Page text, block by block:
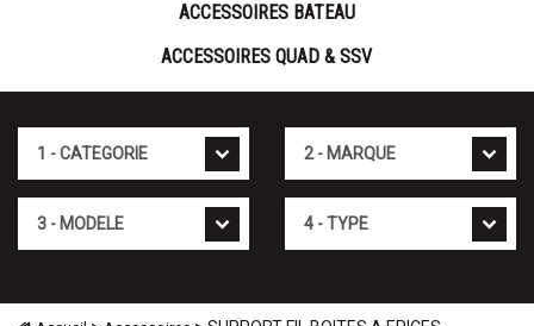
ACCESSOIRES BATEAU
ACCESSOIRES QUAD & SSV